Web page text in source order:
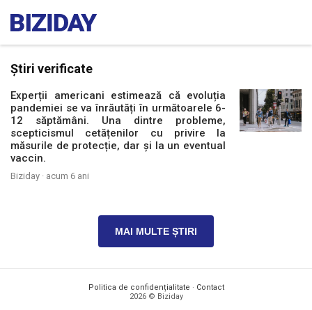
Știri verificate
Experții americani estimează că evoluția
pandemiei se va înrăutăți în următoarele 6-
12 săptămâni. Una dintre probleme,
scepticismul cetățenilor cu privire la
măsurile de protecție, dar și la un eventual
vaccin.
Biziday · acum 6 ani
MAI MULTE ȘTIRI
Politica de confidențialitate · Contact
2026 © Biziday